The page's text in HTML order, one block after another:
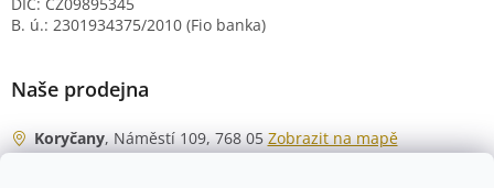
B. ú.: 2301934375/2010 (Fio banka)
Naše prodejna
Koryčany, Náměstí 109, 768 05Zobrazit na mapě